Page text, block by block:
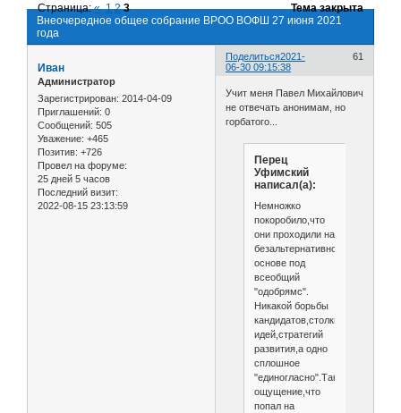
Внеочередное общее собрание ВРОО ВОФШ 27 июня 2021
года
Страница:« 1 2 3 Тема закрыта
Поделиться 61
2021-
06-30 09:15:38
Иван
Администратор
Зарегистрирован: 2014-04-09
Приглашений: 0
Сообщений: 505
Уважение: +465
Позитив: +726
Провел на форуме:
25 дней 5 часов
Последний визит:
2022-08-15 23:13:59
Учит меня Павел Михайлович
не отвечать анонимам, но
горбатого...
Перец
Уфимский
написал(а):
Немножко
покоробило,что
они проходили на
безальтернативной
основе под
всеобщий
"одобрямс".
Никакой борьбы
кандидатов,столкновения
идей,стратегий
развития,а одно
сплошное
"единогласно".Такое
ощущение,что
попал на